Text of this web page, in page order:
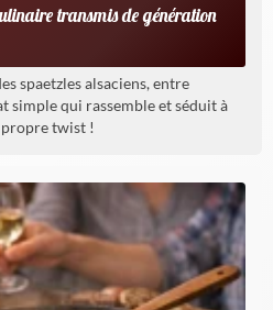
transmis de génération
spaetzles alsaciens, entre
qui rassemble et séduit à
propre twist !